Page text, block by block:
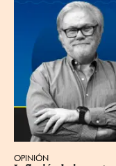
OPINIÓN